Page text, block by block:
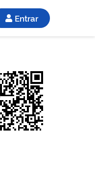
Entrar